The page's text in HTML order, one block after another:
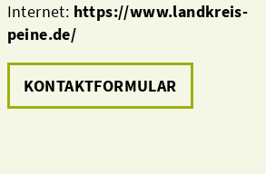
Internet: https://www.landkreis-
peine.de/
KONTAKTFORMULAR